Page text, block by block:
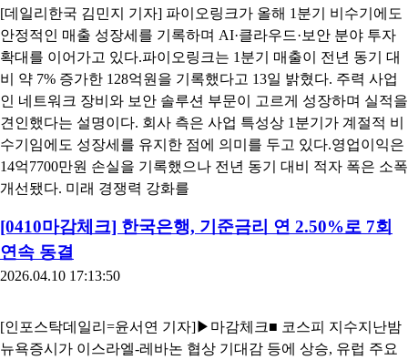
[데일리한국 김민지 기자] 파이오링크가 올해 1분기 비수기에도
안정적인 매출 성장세를 기록하며 AI·클라우드·보안 분야 투자
확대를 이어가고 있다.파이오링크는 1분기 매출이 전년 동기 대
비 약 7% 증가한 128억원을 기록했다고 13일 밝혔다. 주력 사업
인 네트워크 장비와 보안 솔루션 부문이 고르게 성장하며 실적을
견인했다는 설명이다. 회사 측은 사업 특성상 1분기가 계절적 비
수기임에도 성장세를 유지한 점에 의미를 두고 있다.영업이익은
14억7700만원 손실을 기록했으나 전년 동기 대비 적자 폭은 소폭
개선됐다. 미래 경쟁력 강화를
[0410마감체크] 한국은행, 기준금리 연 2.50%로 7회
연속 동결
2026.04.10 17:13:50
[인포스탁데일리=윤서연 기자]▶마감체크■ 코스피 지수지난밤
뉴욕증시가 이스라엘-레바논 협상 기대감 등에 상승, 유럽 주요